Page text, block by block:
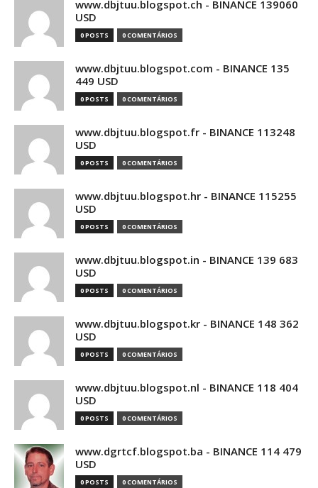
www.dbjtuu.blogspot.ch - BINANCE 139060
USD
0 POSTS 0 COMENTÁRIOS
www.dbjtuu.blogspot.com - BINANCE 135
449 USD
0 POSTS 0 COMENTÁRIOS
www.dbjtuu.blogspot.fr - BINANCE 113248
USD
0 POSTS 0 COMENTÁRIOS
www.dbjtuu.blogspot.hr - BINANCE 115255
USD
0 POSTS 0 COMENTÁRIOS
www.dbjtuu.blogspot.in - BINANCE 139 683
USD
0 POSTS 0 COMENTÁRIOS
www.dbjtuu.blogspot.kr - BINANCE 148 362
USD
0 POSTS 0 COMENTÁRIOS
www.dbjtuu.blogspot.nl - BINANCE 118 404
USD
0 POSTS 0 COMENTÁRIOS
www.dgrtcf.blogspot.ba - BINANCE 114 479
USD
0 POSTS 0 COMENTÁRIOS